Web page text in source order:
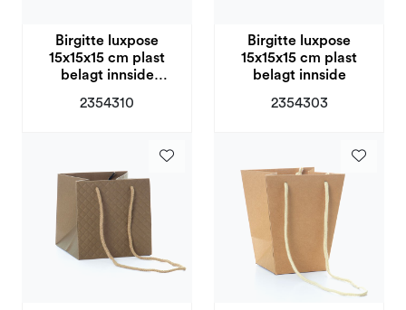
Birgitte luxpose
15x15x15 cm plast
belagt innside
2354310
Birgitte luxpose
15x15x15 cm plast
belagt innside
2354303